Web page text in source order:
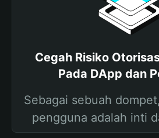
Cegah Risiko
Pada DApp dan
Sebagai sebuah
pengguna adalah inti